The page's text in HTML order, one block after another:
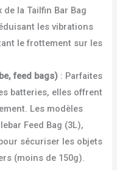
la Tailfin Bar Bag
les vibrations
le frottement sur les
feed bags) : Parfaites
batteries, elles offrent
Les modèles
Feed Bag (3L),
sécuriser les objets
(moins de 150g).